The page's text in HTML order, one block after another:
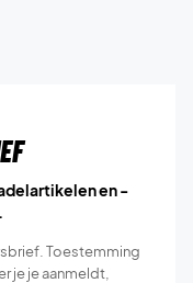
en -
Toestemming
je je aanmeldt,